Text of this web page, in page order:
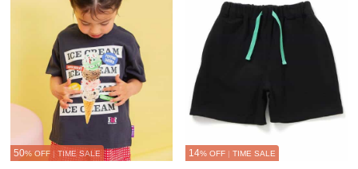
50% OFF | TIME SALE 14% OFF | TIME SALE